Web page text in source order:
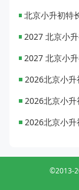
2026北京小
©2013-